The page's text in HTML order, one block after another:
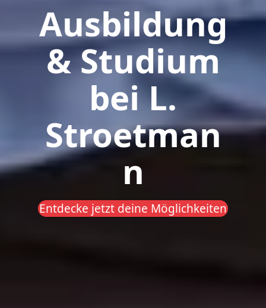
Ausbildung
& Studium
bei L.
Stroetman
n
Entdecke jetzt deine Möglichkeiten